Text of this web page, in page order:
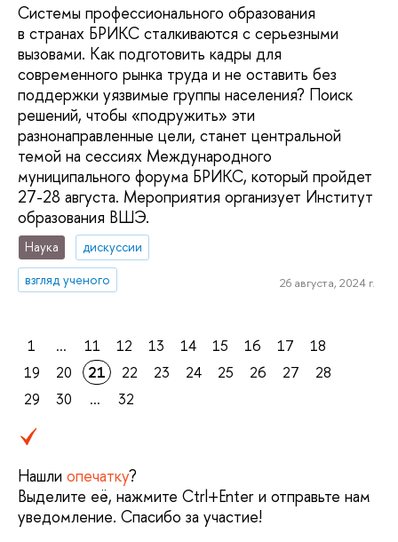
Системы профессионального образования
в странах БРИКС сталкиваются с серьезными
вызовами. Как подготовить кадры для
современного рынка труда и не оставить без
поддержки уязвимые группы населения? Поиск
решений, чтобы «подружить» эти
разнонаправленные цели, станет центральной
темой на сессиях Международного
муниципального форума БРИКС, который пройдет
27-28 августа. Мероприятия организует Институт
образования ВШЭ.
Наука
дискуссии
взгляд ученого
26 августа, 2024 г.
1 ... 11 12 13 14 15 16 17
18
19
20 21 22 23 24 25 26 27
28
29
30 ... 32
Нашли опечатку?
Выделите её, нажмите Ctrl+Enter и отправьте нам
уведомление. Спасибо за участие!